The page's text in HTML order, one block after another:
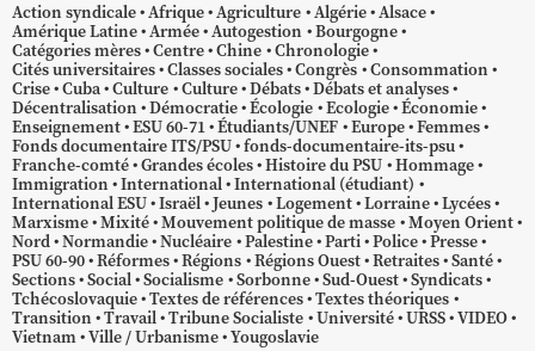
Action syndicale Afrique Agriculture Algérie Alsace
Amérique Latine Armée Autogestion
Bourgogne
Catégories mères Centre Chine Chronologie
Cités universitaires Classes sociales Congrès Consommation
Crise Cuba Culture Culture Débats Débats et analyses
Décentralisation Démocratie Écologie Ecologie Économie
Enseignement ESU 60-71 Étudiants/UNEF Europe Femmes
Fonds documentaire ITS/PSU fonds-documentaire-its-psu
Franche-comté Grandes écoles Histoire du PSU Hommage
Immigration International International (étudiant)
International ESU Israël Jeunes Logement Lorraine Lycées
Marxisme Mixité Mouvement politique de masse Moyen Orient
Nord Normandie Nucléaire Palestine Parti Police Presse
PSU 60-90 Réformes Régions Régions Ouest Retraites Santé
Sections Social Socialisme Sorbonne Sud-Ouest Syndicats
Tchécoslovaquie Textes de références Textes théoriques
Transition Travail Tribune Socialiste Université URSS VIDEO
Vietnam Ville / Urbanisme Yougoslavie